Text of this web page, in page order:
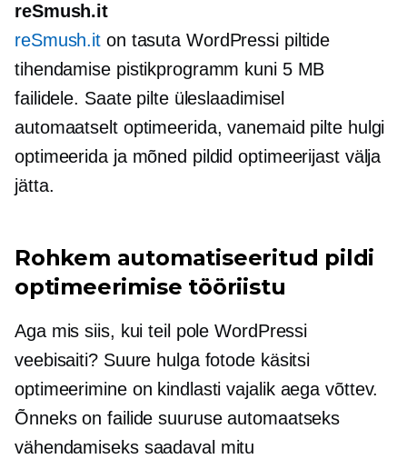
reSmush.it
reSmush.it on tasuta WordPressi piltide
tihendamise pistikprogramm kuni 5 MB
failidele. Saate pilte üleslaadimisel
automaatselt optimeerida, vanemaid pilte hulgi
optimeerida ja mõned pildid optimeerijast välja
jätta.
Rohkem automatiseeritud pildi
optimeerimise tööriistu
Aga mis siis, kui teil pole WordPressi
veebisaiti? Suure hulga fotode käsitsi
optimeerimine on kindlasti vajalik aega võttev.
Õnneks on failide suuruse automaatseks
vähendamiseks saadaval mitu